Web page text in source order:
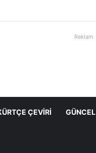
Reklam
ÇEVIRI GÜNCEL